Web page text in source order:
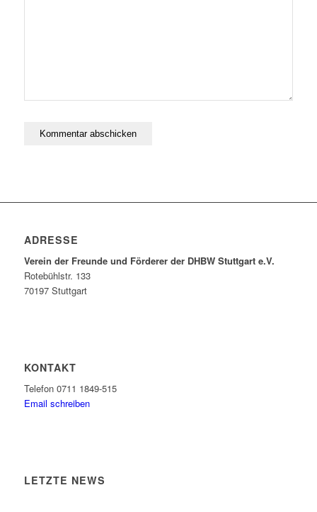
ADRESSE
Verein der Freunde und Förderer der DHBW Stuttgart e.V.
Rotebühlstr. 133
70197 Stuttgart
KONTAKT
Telefon 0711 1849-515
Email schreiben
LETZTE NEWS